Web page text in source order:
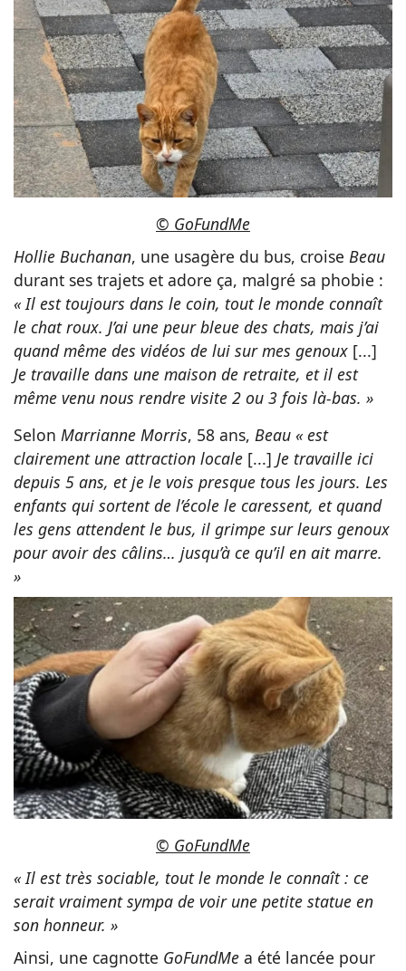
© GoFundMe
Hollie Buchanan, une usagère du bus, croise Beau
durant ses trajets et adore ça, malgré sa phobie :
« Il est toujours dans le coin, tout le monde connaît
le chat roux. J’ai une peur bleue des chats, mais j’ai
quand même des vidéos de lui sur mes genoux [...]
Je travaille dans une maison de retraite, et il est
même venu nous rendre visite 2 ou 3 fois là-bas. »
Selon Marrianne Morris, 58 ans, Beau « est
clairement une attraction locale [...] Je travaille ici
depuis 5 ans, et je le vois presque tous les jours. Les
enfants qui sortent de l’école le caressent, et quand
les gens attendent le bus, il grimpe sur leurs genoux
pour avoir des câlins… jusqu’à ce qu’il en ait marre.
»
© GoFundMe
« Il est très sociable, tout le monde le connaît : ce
serait vraiment sympa de voir une petite statue en
son honneur. »
Ainsi, une cagnotte GoFundMe a été lancée pour